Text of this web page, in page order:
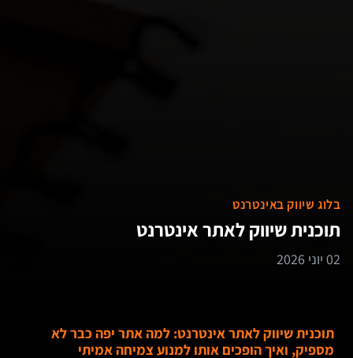
בלוג שיווק באינטרנט
תוכנית שיווק לאתר אינטרנט
02 יוני 2026
תוכנית שיווק לאתר אינטרנט: למה אתר יפה כבר לא
מספיק, ואיך הופכים אותו למנוע צמיחה אמיתי